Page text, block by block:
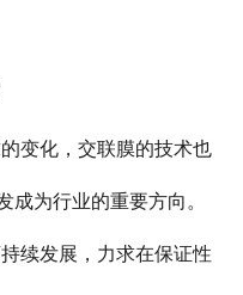
变化，交联膜的技术也
成为行业的重要方向。
续发展，力求在保证性